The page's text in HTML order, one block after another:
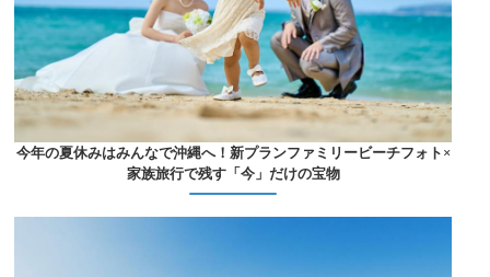
今年の夏休みはみんなで沖縄へ！新プランファミリービーチフォト×
家族旅行で残す「今」だけの宝物